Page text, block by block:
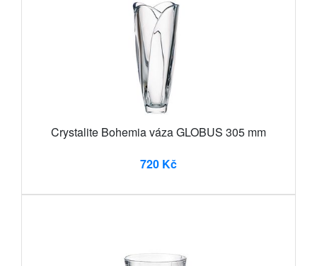
Crystalite Bohemia váza GLOBUS 305 mm
720 Kč